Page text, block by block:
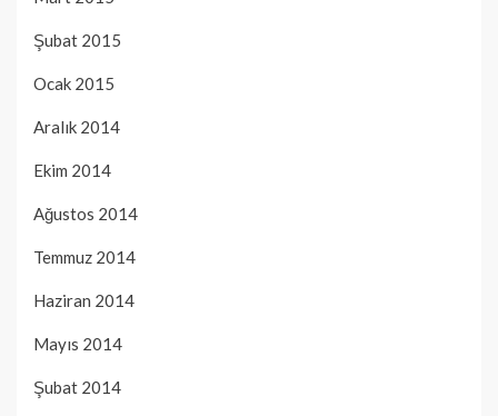
Şubat 2015
Ocak 2015
Aralık 2014
Ekim 2014
Ağustos 2014
Temmuz 2014
Haziran 2014
Mayıs 2014
Şubat 2014